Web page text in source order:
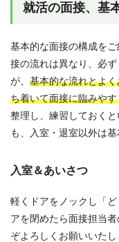
就活の面接、基
基本的な面接の構成を
接の流れは異なり、必
が、 基本的な流れとよ
ち着いて面接に臨みや
整理し、練習しておく
も、入室・退室以外は基
入室＆あいさつ
軽くドアをノックし「
アを閉めたら面接担当
ぞよろしくお願いいた